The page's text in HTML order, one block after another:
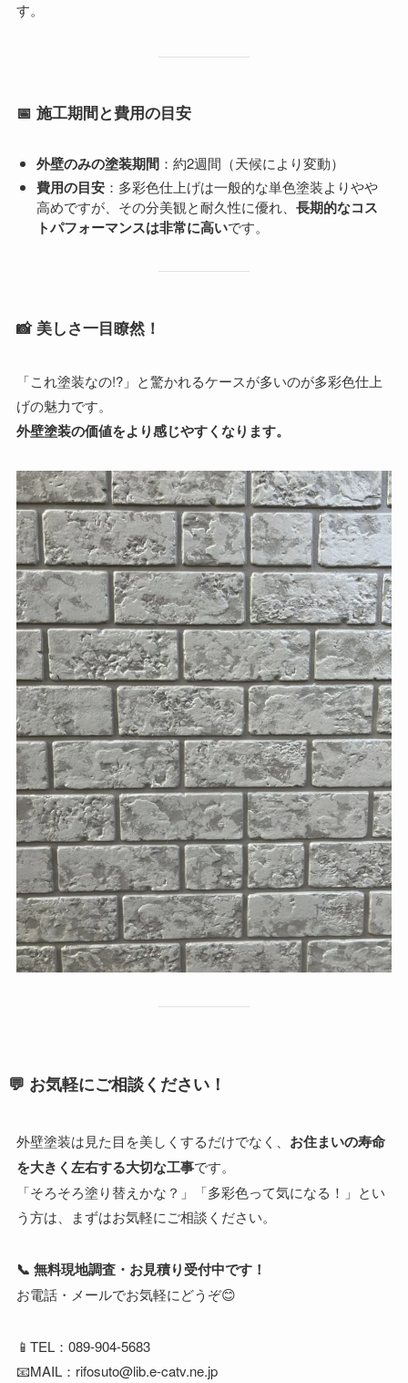
す。
📅 施工期間と費用の目安
外壁のみの塗装期間 ：約2週間（天候により変動）
費用の目安 ：多彩色仕上げは一般的な単色塗装よりやや
高めですが、その分美観と耐久性に優れ、長期的なコス
トパフォーマンスは非常に高いです。
📸 美しさ一目瞭然！
「これ塗装なの!?」と驚かれるケースが多いのが多彩色仕上
げの魅力です。
外壁塗装の価値をより感じやすくなります。
💬 お気軽にご相談ください！
外壁塗装は見た目を美しくするだけでなく、 お住まいの寿命
を大きく左右する大切な工事です。
「そろそろ塗り替えかな？」「多彩色って気になる！」とい
う方は、まずはお気軽にご相談ください。
📞 無料現地調査・お見積り受付中です！
お電話・メールでお気軽にどうぞ😊
📱TEL：089-904-5683
📧MAIL：rifosuto@lib.e-catv.ne.jp